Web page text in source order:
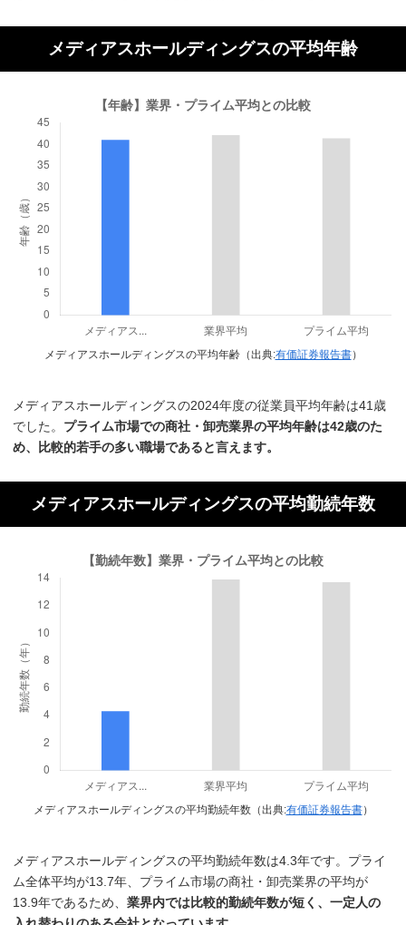
メディアスホールディングスの平均年齢
メディアスホールディングスの平均年齢（出典:有価証券報告書）
メディアスホールディングスの2024年度の従業員平均年齢は41歳
でした。 プライム市場での商社・卸売業界の平均年齢は42歳のた
め、比較的若手の多い職場であると言えます。
メディアスホールディングスの平均勤続年数
メディアスホールディングスの平均勤続年数（出典:有価証券報告書）
メディアスホールディングスの平均勤続年数は4.3年です。プライ
ム全体平均が13.7年、プライム市場の商社・卸売業界の平均が
13.9年であるため、業界内では比較的勤続年数が短く、一定人の